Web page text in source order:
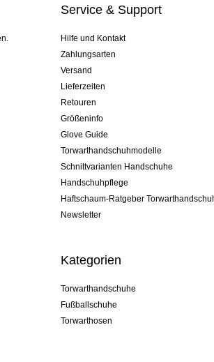
Service & Support
Hilfe und Kontakt
Zahlungsarten
Versand
Lieferzeiten
Retouren
Größeninfo
Glove Guide
Torwarthandschuhmodelle
Schnittvarianten Handschuhe
Handschuhpflege
Haftschaum-Ratgeber
Newsletter
Kategorien
Torwarthandschuhe
Fußballschuhe
Torwarthosen